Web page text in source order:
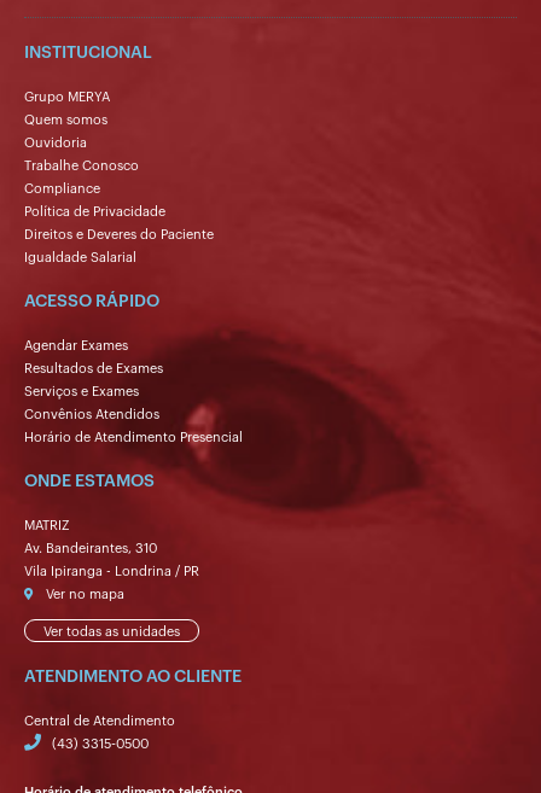
INSTITUCIONAL
Grupo MERYA
Quem somos
Ouvidoria
Trabalhe Conosco
Compliance
Política de Privacidade
Direitos e Deveres do Paciente
Igualdade Salarial
ACESSO RÁPIDO
Agendar Exames
Resultados de Exames
Serviços e Exames
Convênios Atendidos
Horário de Atendimento Presencial
ONDE ESTAMOS
MATRIZ
Av. Bandeirantes, 310
Vila Ipiranga - Londrina / PR
Ver no mapa
Ver todas as unidades
ATENDIMENTO AO CLIENTE
Central de Atendimento
(43) 3315-0500